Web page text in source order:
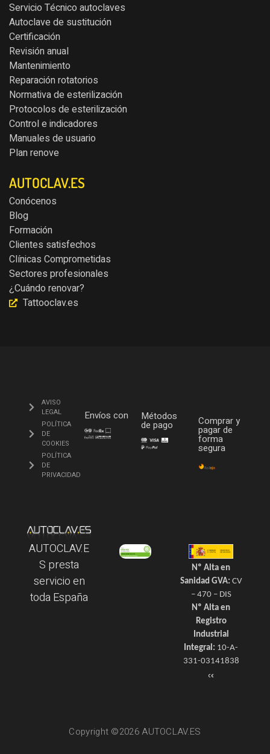
Servicio Técnico autoclaves
Autoclave de sustitución
Certificación
Revisión anual
Mantenimiento
Reparación rotatorios
Normativa de esterilización
Protocolos de esterilización
Control e indicadores
Manuales de usuario
Plan renove
AUTOCLAV.ES
Conócenos
Blog
Formación
Clientes satisfechos
Clínicas Comprometidas
Sectores profesionales
¿Cuándo renovar?
Tattooclav.es
AVISO
LEGAL
POLÍTICA
DE
COOKIES
POLÍTICA
DE
PRIVACIDAD
Envíos con Métodos
de pago Comprar y
pagar de
forma
segura
AUTOCLAV.E
S presta
servicio en
toda España
Nº Alta en
Sanidad GVA: CV
– 470 – DIS
Nº Alta en
Registro
Industrial
Integral: 10-A-
331-03141838
Copyright ©2026 AUTOCLAV.ES